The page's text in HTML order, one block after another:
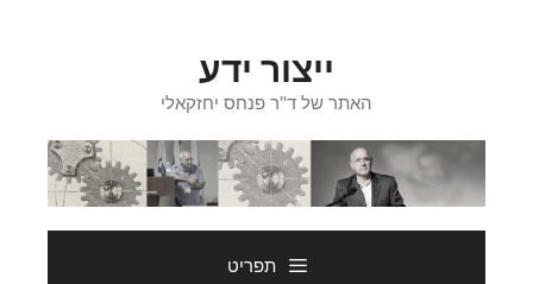
ייצור ידע
האתר של ד"ר פנחס יחזקאלי
תפריט